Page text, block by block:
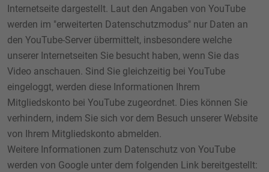
Internetseite dargestellt. Laut den Angaben von YouTube
werden im "erweiterten Datenschutzmodus" nur Daten an
den YouTube-Server übermittelt, insbesondere welche
unserer Internetseiten Sie besucht haben, wenn Sie das
Video anschauen. Sind Sie gleichzeitig bei YouTube
eingeloggt, werden diese Informationen Ihrem
Mitgliedskonto bei YouTube zugeordnet. Dies können Sie
verhindern, indem Sie sich vor dem Besuch unserer Website
von Ihrem Mitgliedskonto abmelden.
Weitere Informationen zum Datenschutz von YouTube
werden von Google unter dem folgenden Link bereitgestellt: